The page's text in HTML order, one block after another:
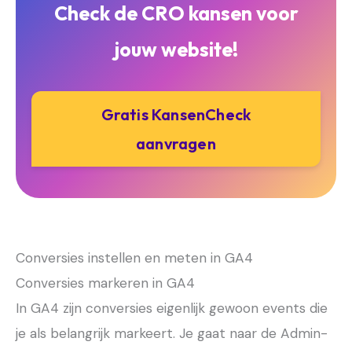
Check de CRO kansen voor
jouw website!
Gratis KansenCheck
aanvragen
Conversies instellen en meten in GA4
Conversies markeren in GA4
In GA4 zijn conversies eigenlijk gewoon events die
je als belangrijk markeert. Je gaat naar de Admin-